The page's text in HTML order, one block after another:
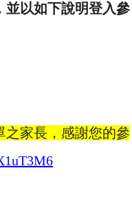
並以如下說明登入參
之家長，感謝您的參